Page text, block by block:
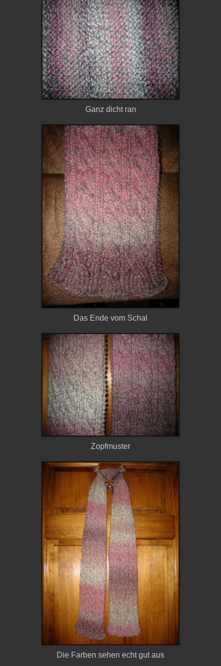
Ganz dicht ran
Das Ende vom Schal
Zopfmuster
Die Farben sehen echt gut aus